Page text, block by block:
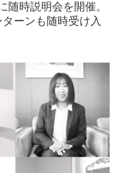
随時説明会を開催。
ーンも随時受け入